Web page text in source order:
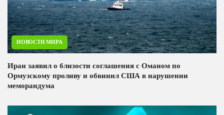
НОВОСТИ МИРА
Иран заявил о близости соглашения с Оманом по
Ормузскому проливу и обвинил США в нарушении
меморандума